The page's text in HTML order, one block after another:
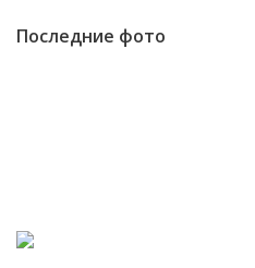
Последние фото